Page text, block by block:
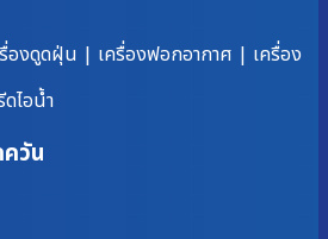
องดูดฝุ่น | เครื่องฟอกอากาศ | เครื่อง
ดไอน้ำ
วัน